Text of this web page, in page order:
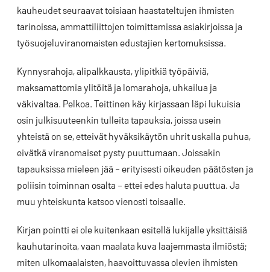
kauheudet seuraavat toisiaan haastateltujen ihmisten
tarinoissa, ammattiliittojen toimittamissa asiakirjoissa ja
työsuojeluviranomaisten edustajien kertomuksissa.
Kynnysrahoja, alipalkkausta, ylipitkiä työpäiviä,
maksamattomia ylitöitä ja lomarahoja, uhkailua ja
väkivaltaa. Pelkoa. Teittinen käy kirjassaan läpi lukuisia
osin julkisuuteenkin tulleita tapauksia, joissa usein
yhteistä on se, etteivät hyväksikäytön uhrit uskalla puhua,
eivätkä viranomaiset pysty puuttumaan. Joissakin
tapauksissa mieleen jää – erityisesti oikeuden päätösten ja
poliisin toiminnan osalta – ettei edes haluta puuttua. Ja
muu yhteiskunta katsoo vienosti toisaalle.
Kirjan pointti ei ole kuitenkaan esitellä lukijalle yksittäisiä
kauhutarinoita, vaan maalata kuva laajemmasta ilmiöstä;
miten ulkomaalaisten, haavoittuvassa olevien ihmisten